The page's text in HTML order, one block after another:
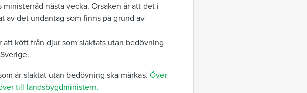
nästa vecka. Orsaken är att det i
av det undantag som finns på grund av
att kött från djur som slaktats utan bedövning
är slaktat utan bedövning ska märkas. Över
till landsbygdministern.